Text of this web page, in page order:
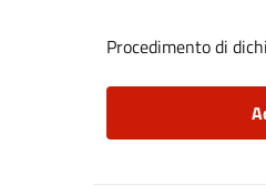
Procedimento di